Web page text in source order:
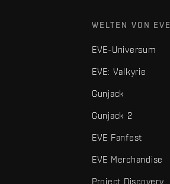
WELTEN VON EVE
EVE-Universum
EVE: Valkyrie
Gunjack
Gunjack 2
EVE Fanfest
EVE Merchandise
Project Discovery